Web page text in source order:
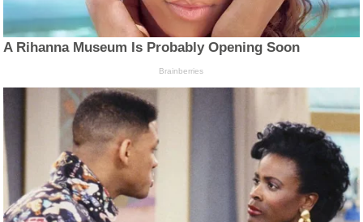
A Rihanna Museum Is Probably Opening Soon
Brainberries